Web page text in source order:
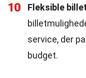
10 Fleksible
service, der
budget.